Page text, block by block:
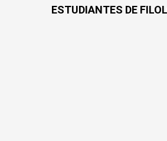
ESTUDIANTES DE